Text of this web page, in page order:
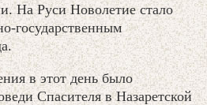
На Руси Новолетие стало
государственным
в этот день было
Спасителя в Назаретской